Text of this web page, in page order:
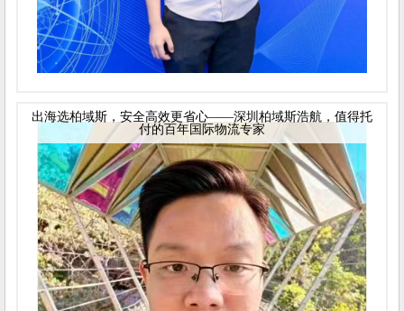
出海选柏域斯，安全高效更省心——深圳柏域斯浩航，值得托
付的百年国际物流专家